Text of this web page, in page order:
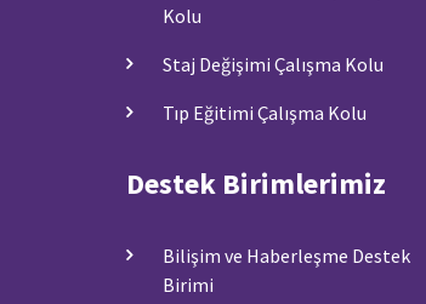
Kolu
Staj Değişimi Çalışma Kolu
Tıp Eğitimi Çalışma Kolu
Destek Birimlerimiz
Bilişim ve Haberleşme Destek
Birimi